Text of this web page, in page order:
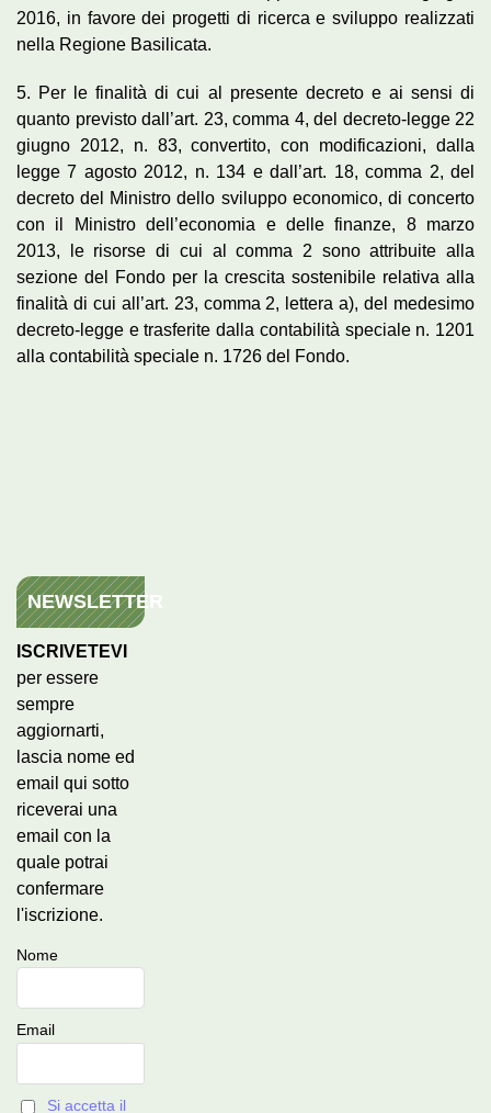
2016, in favore dei progetti di ricerca e sviluppo realizzati
nella Regione Basilicata.
5. Per le finalità di cui al presente decreto e ai sensi di
quanto previsto dall’art. 23, comma 4, del decreto-legge 22
giugno 2012, n. 83, convertito, con modificazioni, dalla
legge 7 agosto 2012, n. 134 e dall’art. 18, comma 2, del
decreto del Ministro dello sviluppo economico, di concerto
con il Ministro dell’economia e delle finanze, 8 marzo
2013, le risorse di cui al comma 2 sono attribuite alla
sezione del Fondo per la crescita sostenibile relativa alla
finalità di cui all’art. 23, comma 2, lettera a), del medesimo
decreto-legge e trasferite dalla contabilità speciale n. 1201
alla contabilità speciale n. 1726 del Fondo.
NEWSLETTER
ISCRIVETEVI
per essere
sempre
aggiornarti,
lascia nome ed
email qui sotto
riceverai una
email con la
quale potrai
confermare
l'iscrizione.
Nome
Email
Si accetta il